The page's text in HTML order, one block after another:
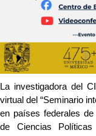
La investigadora del
virtual del “Seminario
en países federales de
de Ciencias